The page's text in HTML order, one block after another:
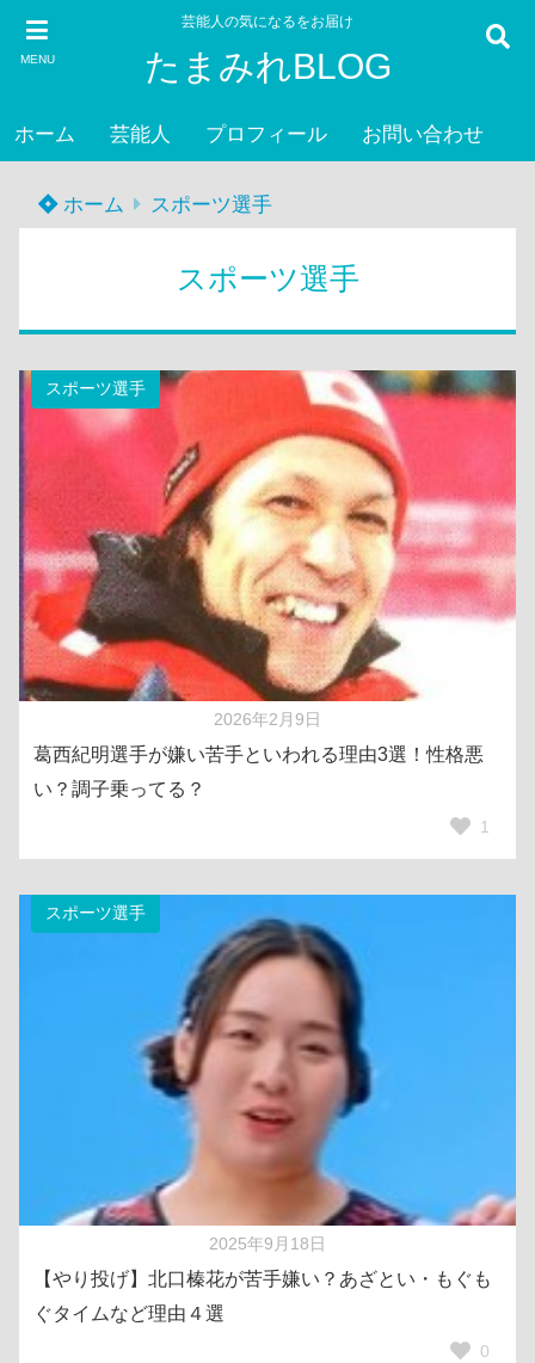
MENU
芸能人の気になるをお届け
たまみれBLOG
ホーム 芸能人 プロフィール お問い合わせ
ホーム スポーツ選手
スポーツ選手
スポーツ選手
2026年2月9日
葛西紀明選手が嫌い苦手といわれる理由3選！性格悪
い？調子乗ってる？
1
スポーツ選手
2025年9月18日
【やり投げ】北口榛花が苦手嫌い？あざとい・もぐも
ぐタイムなど理由４選
0